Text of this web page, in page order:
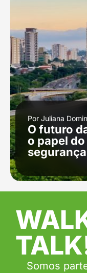
Por Juliana
O futuro
o papel
Somos